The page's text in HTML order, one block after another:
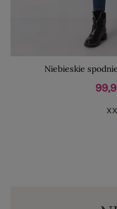
Niebieskie